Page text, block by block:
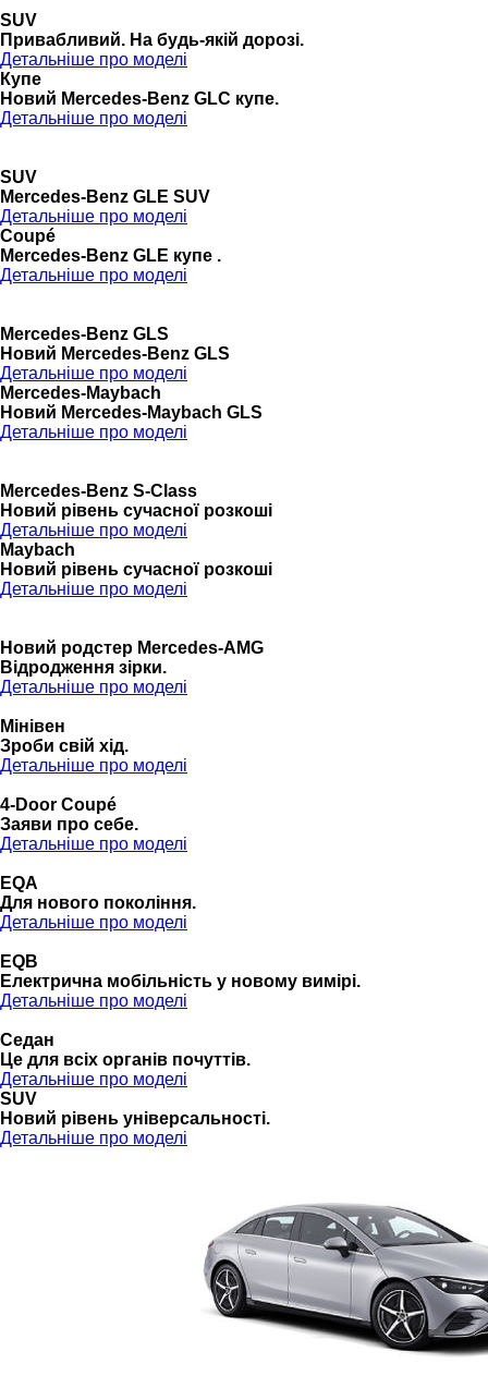
SUV
Привабливий. На будь-якій дорозі.
Детальніше про моделі
Купе
Новий Mercedes-Benz GLС купе.
Детальніше про моделі
SUV
Mercedes-Benz GLE SUV
Детальніше про моделі
Coupé
Mercedes-Benz GLE купе .
Детальніше про моделі
Mercedes-Benz GLS
Новий Mercedes-Benz GLS
Детальніше про моделі
Mercedes-Maybach
Новий Mercedes-Maybach GLS
Детальніше про моделі
Mercedes-Benz S-Class
Новий рівень сучасної розкоші
Детальніше про моделі
Maybach
Новий рівень сучасної розкоші
Детальніше про моделі
Новий родстер Mercedes-AMG
Відродження зірки.
Детальніше про моделі
Мінівен
Зроби свій хід.
Детальніше про моделі
4-Door Coupé
Заяви про себе.
Детальніше про моделі
EQA
Для нового покоління.
Детальніше про моделі
EQB
Електрична мобільність у новому вимірі.
Детальніше про моделі
Седан
Це для всіх органів почуттів.
Детальніше про моделі
SUV
Новий рівень універсальності.
Детальніше про моделі